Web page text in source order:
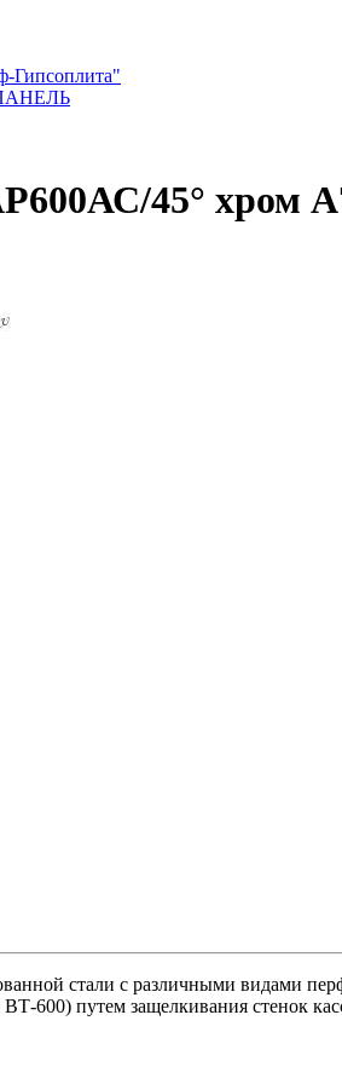
Гипсоплита"
45° хром
стали с различными видами
600) путем защелкивания стенок